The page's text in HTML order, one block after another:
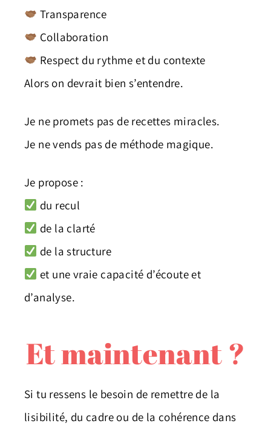
Transparence
Collaboration
Respect du rythme et du contexte
Alors on devrait bien s’entendre.
Je ne promets pas de recettes miracles.
Je ne vends pas de méthode magique.
Je propose :
du recul
de la clarté
de la structure
et une vraie capacité d’écoute et
d’analyse.
Et maintenant ?
Si tu ressens le besoin de remettre de la
lisibilité, du cadre ou de la cohérence dans